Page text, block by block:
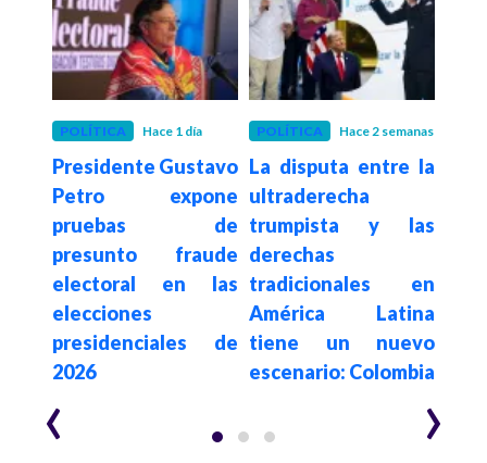
POLÍTICA Hace 1 día
Presidente Gustavo
Petro expone
pruebas de
presunto fraude
electoral en las
elecciones
presidenciales de
2026
POLÍTICA Hace 2 semanas
La disputa entre la
ultraderecha
trumpista y las
derechas
tradicionales en
América Latina
tiene un nuevo
escenario: Colombia
‹ ›